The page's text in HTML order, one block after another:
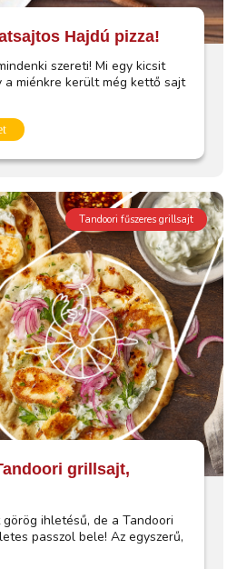
Hajdú pizza!
szereti! Mi egy kicsit
miénkre került még kettő sajt
grillsajt,
Tandoori fűszeres grillsajt
ihletésű, de a Tandoori
passzol bele! Az egyszerű,